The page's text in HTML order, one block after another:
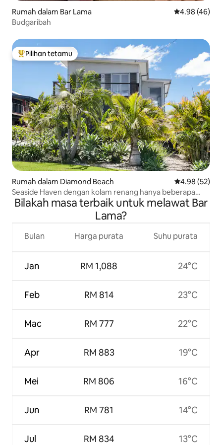
Rumah dalam Bar Lama Penarafan
4.98 (46)
Budgaribah
Pilihan utama tetamu
Pilihan tetamu
Rumah dalam Diamond Beach Penarafan
4.98 (52)
Seaside Haven dengan kolam renang hanya beberapa
langkah ke pantai
Bilakah masa terbaik untuk melawat Bar
Lama?
Bulan
Jan
Feb
Mac
Apr
Mei
Jun
Jul
Harga purata
RM 1,088
RM 814
RM 777
RM 883
RM 806
RM 781
RM 834
Suhu purata
24°C
23°C
22°C
19°C
16°C
14°C
13°C